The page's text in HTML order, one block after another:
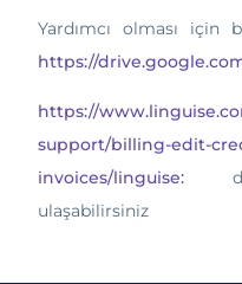
Yardımcı olması için
https://
https://
support/billing-edit-
invoices/linguise:
ulaşabilirsiniz